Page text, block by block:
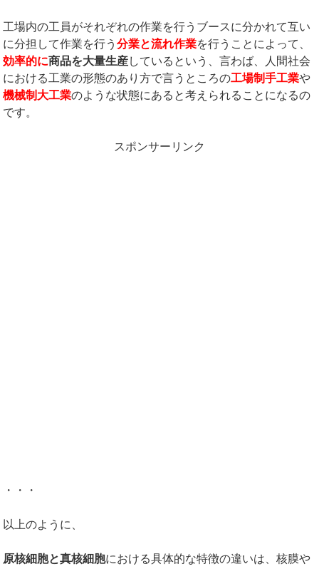
工場内の工員がそれぞれの作業を行うブースに分かれて互い
に分担して作業を行う分業と流れ作業を行うことによって、
効率的に商品を大量生産しているという、言わば、人間社会
における工業の形態のあり方で言うところの工場制手工業や
機械制大工業のような状態にあると考えられることになるの
です。
スポンサーリンク
・・・
以上のように、
原核細胞と真核細胞における具体的な特徴の違いは、核膜や